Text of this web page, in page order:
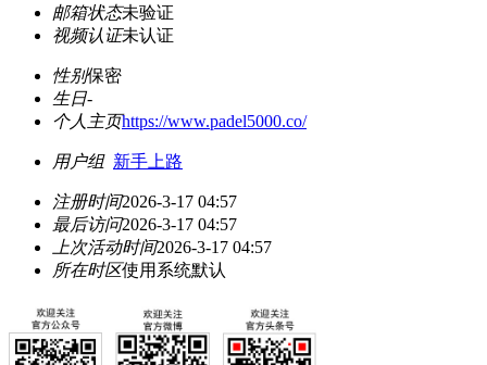
邮箱状态未验证
视频认证未认证
性别保密
生日-
个人主页https://www.padel5000.co/
用户组 新手上路
注册时间2026-3-17 04:57
最后访问2026-3-17 04:57
上次活动时间2026-3-17 04:57
所在时区使用系统默认